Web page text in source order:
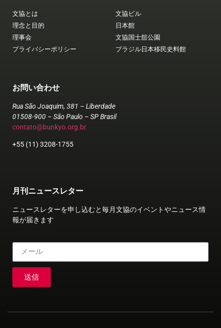
文協とは
理念と目的
理事会
プライバシーポリシー
文協ビル
日本館
文協国士舘公園
ブラジル日本移民史料館
お問い合わせ
Rua São Joaquim, 381 – Liberdade
01508-900 – São Paulo – SP Brasil
contato@bunkyo.org.br
+55 (11) 3208-1755
月刊ニュースレター
ニュースレターを申し込むと毎月文協のイベントやニュース情
報が届きます
送信